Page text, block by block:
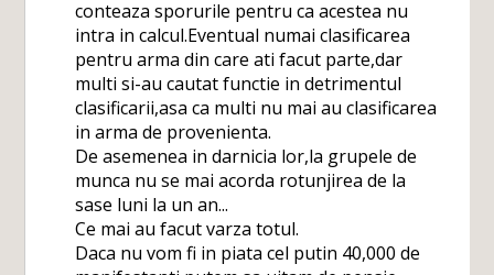
conteaza sporurile pentru ca acestea nu
intra in calcul.Eventual numai clasificarea
pentru arma din care ati facut parte,dar
multi si-au cautat functie in detrimentul
clasificarii,asa ca multi nu mai au clasificarea
in arma de provenienta.
De asemenea in darnicia lor,la grupele de
munca nu se mai acorda rotunjirea de la
sase luni la un an...
Ce mai au facut varza totul.
Daca nu vom fi in piata cel putin 40,000 de